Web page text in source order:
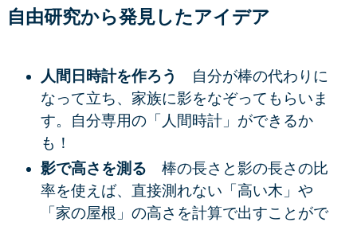
自由研究から発見したアイデア
人間日時計を作ろう
自分が棒の代わりに
なって立ち、家族に影をなぞってもらいま
す。自分専用の「人間時計」ができるか
も！
影で高さを測る 棒の長さと影の長さの比
率を使えば、直接測れない「高い木」や
「家の屋根」の高さを計算で出すことがで